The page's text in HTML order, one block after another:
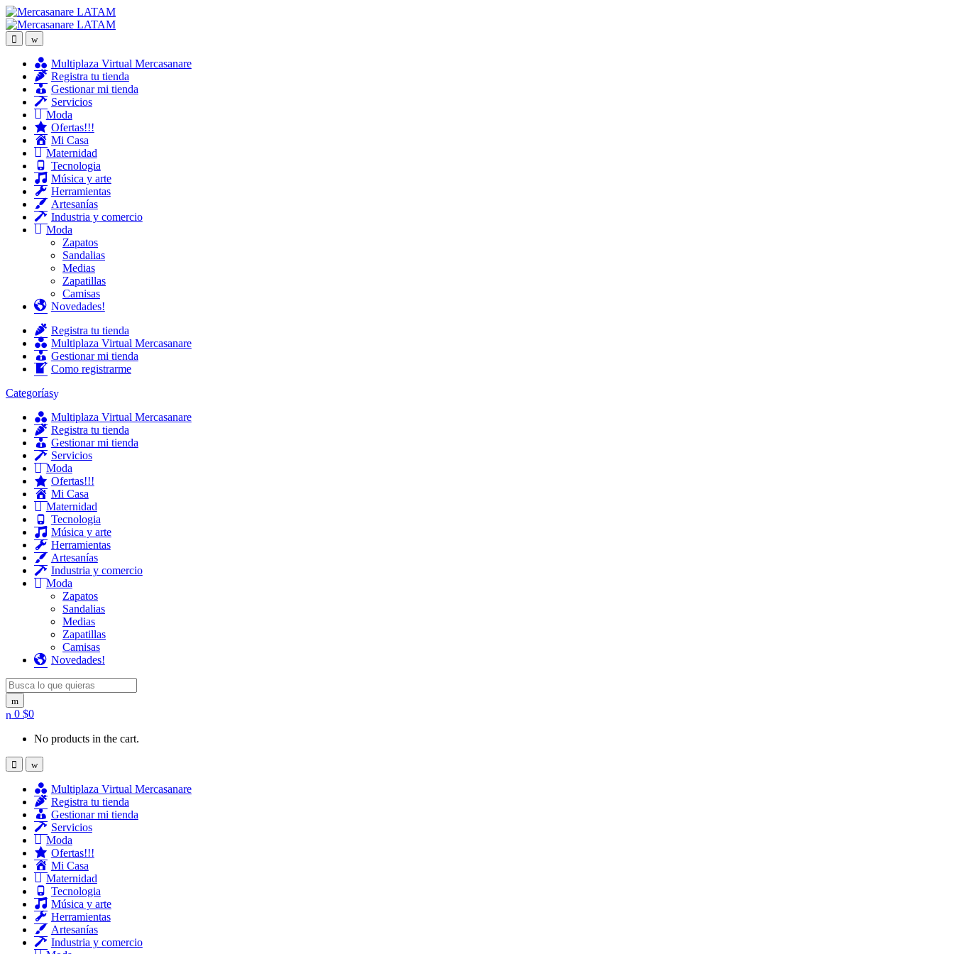
Skip
to
navigation
Skip
to
content
Multiplaza Virtual Mercasanare
Registra tu tienda
Gestionar mi tienda
Servicios
Moda
Ofertas!!!
Mi Casa
Maternidad
Tecnologia
Música y arte
Herramientas
Artesanías
Industria y comercio
Moda
Zapatos
Sandalias
Medias
Zapatillas
Camisas
Novedades!
Registra tu tienda
Multiplaza Virtual Mercasanare
Gestionar mi tienda
Como registrarme
Categorías
Multiplaza Virtual Mercasanare
Registra tu tienda
Gestionar mi tienda
Servicios
Moda
Ofertas!!!
Mi Casa
Maternidad
Tecnologia
Música y arte
Herramientas
Artesanías
Industria y comercio
Moda
Zapatos
Sandalias
Medias
Zapatillas
Camisas
Novedades!
Search for:
0 $0
No products in the cart.
Multiplaza Virtual Mercasanare
Registra tu tienda
Gestionar mi tienda
Servicios
Moda
Ofertas!!!
Mi Casa
Maternidad
Tecnologia
Música y arte
Herramientas
Artesanías
Industria y comercio